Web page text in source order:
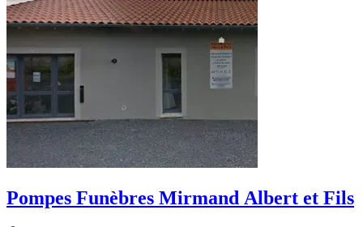
Pompes Funèbres Mirmand Albert et Fils